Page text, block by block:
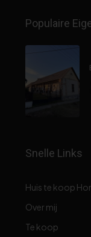
Populaire
Snelle Links
Huis te koop
Over mij
Te koop